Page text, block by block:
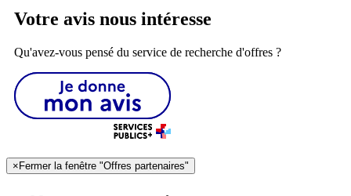
Votre avis nous intéresse
Qu'avez-vous pensé du service de recherche d'offres ?
×Fermer la fenêtre "Offres partenaires"